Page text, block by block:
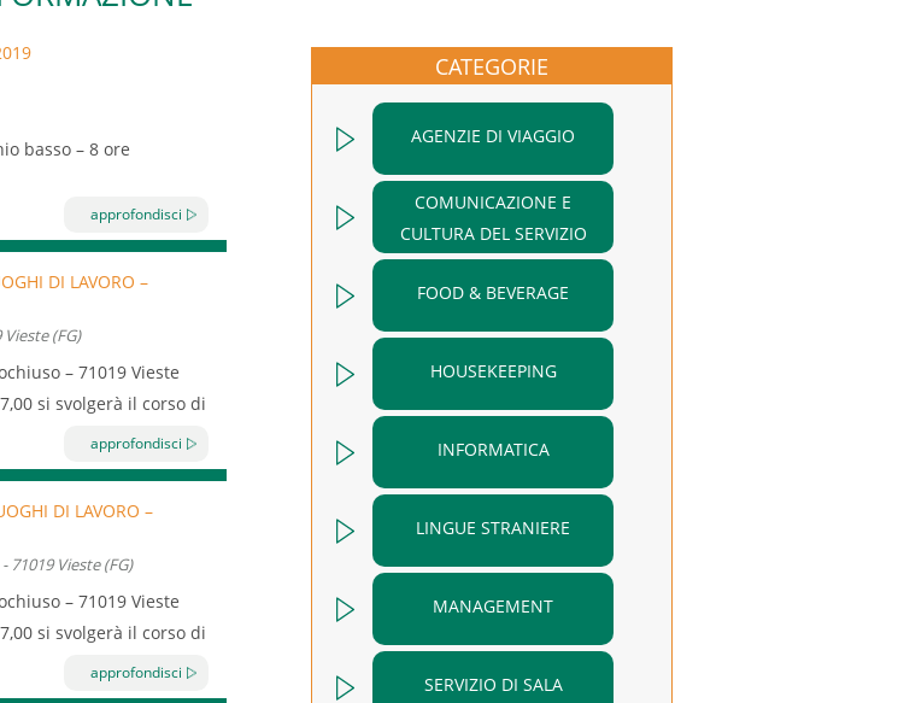
basso – 8 ore
risiede nelfornire
rischidello specifico
dei dispositivi di
dei rischi),
generali sui concetti
legislazione e agli
ai sensidell’art 37
di conoscere,
dei propri colleghi.
approfondisci
DI LAVORO –
(FG)
– 71019 Vieste
si svolgerà il corso di
turistiche del territorio
approfondisci
DI LAVORO –
Vieste (FG)
– 71019 Vieste
si svolgerà il corso di
turistiche del territorio
approfondisci
CATEGORIE
AGENZIE DI VIAGGIO
COMUNICAZIONE E
CULTURA DEL SERVIZIO
FOOD & BEVERAGE
HOUSEKEEPING
INFORMATICA
LINGUE STRANIERE
MANAGEMENT
SERVIZIO DI SALA